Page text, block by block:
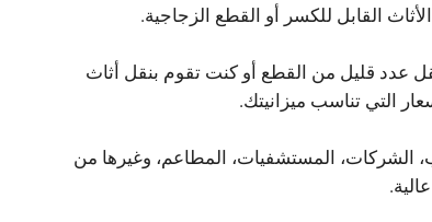
القابل للكسر أو القطع الزجاجية.
عدد قليل من القطع أو كنت تقوم بنقل أثاث
التي تناسب ميزانيتك.
الشركات، المستشفيات، المطاعم، وغيرها من